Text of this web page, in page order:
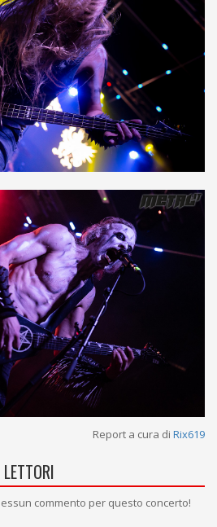
Report a cura di Rix619
commento per questo concerto!